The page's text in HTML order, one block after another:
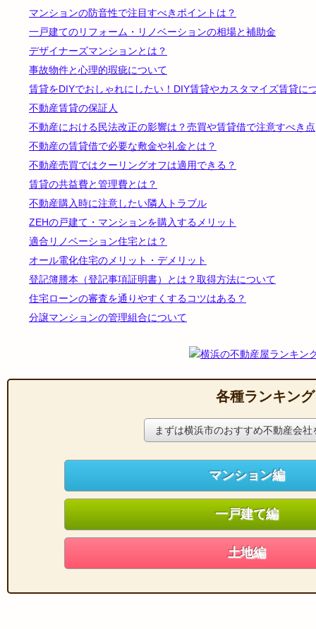
マンションの防音性で注目すべきポイントは？
一戸建てのリフォーム・リノベーションの相場と補助金
デザイナーズマンションとは？
事故物件と心理的瑕疵について
賃貸をDIYでおしゃれにしたい！DIY賃貸やカスタマイズ賃貸に
不動産賃貸の保証人
不動産における民法改正の影響は？売買や賃貸借で注意すべき点
不動産の賃貸借で必要な敷金や礼金とは？
不動産売買ではクーリングオフは適用できる？
賃貸の共益費と管理費とは？
不動産購入時に注意したい隣人トラブル
ZEHの戸建て・マンションを購入するメリット
適合リノベーション住宅とは？
オール電化住宅のメリット・デメリット
登記簿謄本（登記事項証明書）とは？取得方法について
住宅ローンの審査を通りやすくするコツはある？
分譲マンションの管理組合について
各種ランキング
まずは横浜市のおすすめ不動産会社
マンション編
一戸建て編
土地編